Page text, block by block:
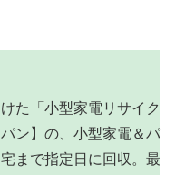
た「小型家電リサイク
ン】の、小型家電＆パ
まで指定日に回収。最